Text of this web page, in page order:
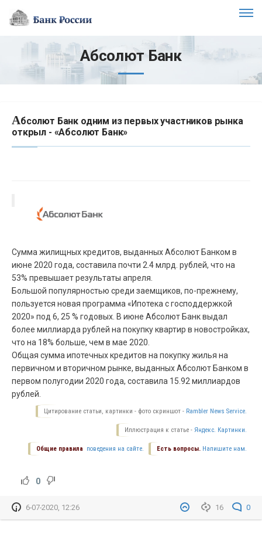
Абсолют Банк
Абсолют Банк одним из первых участников рынка
открыл - «Абсолют Банк»
Сумма жилищных кредитов, выданных Абсолют Банком в
июне 2020 года, составила почти 2.4 млрд. рублей, что на
53% превышает результаты апреля.
Большой популярностью среди заемщиков, по-прежнему,
пользуется новая программа «Ипотека с господдержкой
2020» под 6, 25 % годовых. В июне Абсолют Банк выдал
более миллиарда рублей на покупку квартир в новостройках,
что на 18% больше, чем в мае 2020.
Общая сумма ипотечных кредитов на покупку жилья на
первичном и вторичном рынке, выданных Абсолют Банком в
первом полугодии 2020 года, составила 15.92 миллиардов
рублей.
Цитирование статьи, картинки - фото скриншот - Rambler News Service.
Иллюстрация к статье - Яндекс. Картинки.
Есть вопросы. Напишите нам.
Общие правила поведения на сайте.
0
16 0
6-07-2020, 12:26